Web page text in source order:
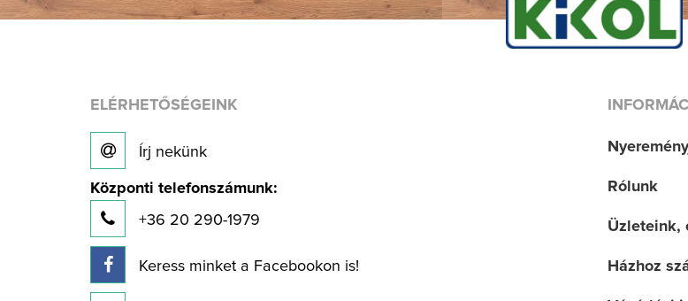
ELÉRHETŐSÉGEINK
Írj nekünk
Központi telefonszámunk:
+36 20 290-1979
Keress minket a Facebookon is!
Rólunk
Üzleteink,
Házhoz